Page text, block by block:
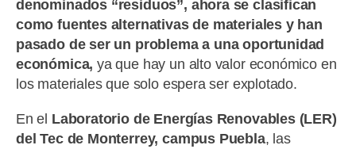
denominados “residuos”, ahora se clasifican
como fuentes alternativas de materiales y han
pasado de ser un problema a una oportunidad
económica,ya que hay un alto valor económico en
los materiales que solo espera ser explotado.
En el Laboratorio de Energías Renovables (LER)
del Tec de Monterrey, campus Puebla, las